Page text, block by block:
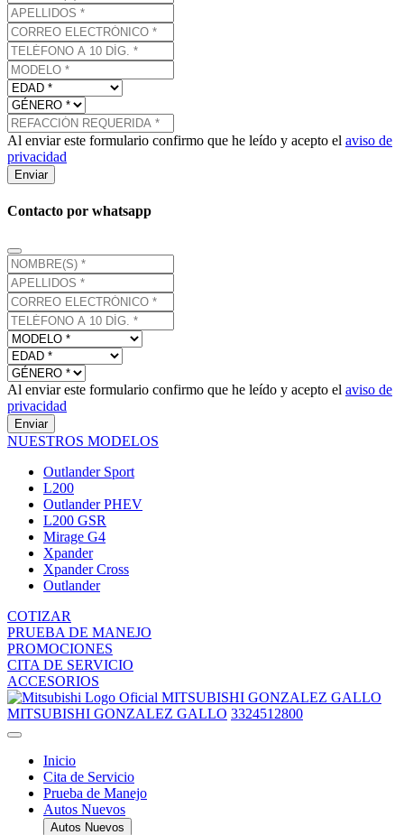
Al enviar este formulario confirmo que he leído y acepto el aviso de
privacidad
Enviar
Contacto por whatsapp
Al enviar este formulario confirmo que he leído y acepto el aviso de
privacidad
Enviar
NUESTROS MODELOS
Outlander Sport
L200
Outlander PHEV
L200 GSR
Mirage G4
Xpander
Xpander Cross
Outlander
COTIZAR
PRUEBA DE MANEJO
PROMOCIONES
CITA DE SERVICIO
ACCESORIOS
MITSUBISHI GONZALEZ GALLO
MITSUBISHI GONZALEZ GALLO 3324512800
Inicio
Cita de Servicio
Prueba de Manejo
Autos Nuevos
Autos Nuevos